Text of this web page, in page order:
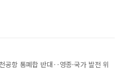
공항 통폐합 반대‥영종·국가 발전 위